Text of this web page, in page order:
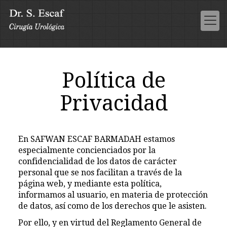
Política de
Privacidad
En SAFWAN ESCAF BARMADAH estamos
especialmente concienciados por la
confidencialidad de los datos de carácter
personal que se nos facilitan a través de la
página web, y mediante esta política,
informamos al usuario, en materia de protección
de datos, así como de los derechos que le asisten.
Por ello, y en virtud del Reglamento General de